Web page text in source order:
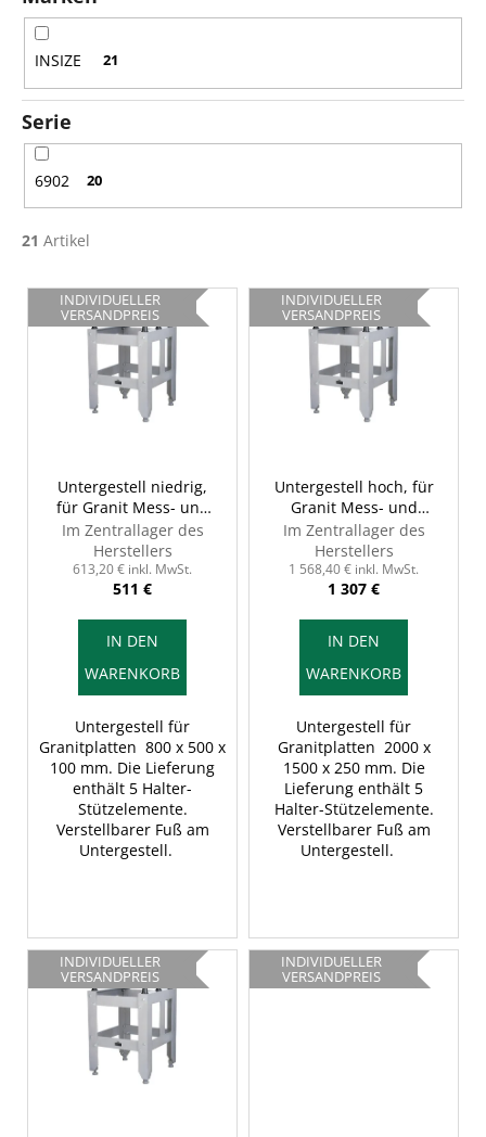
r
u
n
g
INSIZE 21
Serie
6902 20
21 Artikel
L INDIVIDUELLER
VERSANDPREIS
Untergestell niedrig,
für Granit Mess- und
Kontrollplatte, INSIZE
6902-85A
Im Zentrallager des
Herstellers
613,20 € inkl. MwSt.
511 €
IN DEN
WARENKORB
Untergestell für
Granitplatten 800 x 500 x
100 mm. Die Lieferung
enthält 5 Halter-
Stützelemente.
Verstellbarer Fuß am
Untergestell.
INDIVIDUELLER
VERSANDPREIS
Untergestell hoch, für
Granit Mess- und
Kontrollplatte, INSIZE
6902-202H
Im Zentrallager des
Herstellers
1 568,40 € inkl. MwSt.
1 307 €
IN DEN
WARENKORB
Untergestell für
Granitplatten 2000 x
1500 x 250 mm. Die
Lieferung enthält 5
Halter-Stützelemente.
Verstellbarer Fuß am
Untergestell.
INDIVIDUELLER
VERSANDPREIS
INDIVIDUELLER
VERSANDPREIS